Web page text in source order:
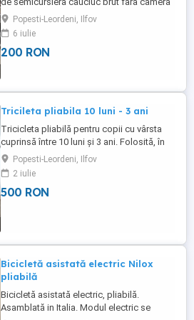
de aer cu dinam de 6 volti incorporat
PANASONIC stare foarte buna spite de
inox nu este descentrata sau stramba se
poate vedea inaintea cumpararii pretul
Popesti-Leordeni, Ilfov
6 iulie
200 RON
Tricileta pliabila 10 luni - 3 ani
Tricicleta pliabilă pentru copii cu vârsta
cuprinsă între 10 luni și 3 ani. Folosită, în
stare bună. Perfectă pentru plimbările în
aer liber în familie. Un cadou minunat
pentru cel mic! Caracteristici principale
Scaun pivotant Orientarea la 180 permite
Popesti-Leordeni, Ilfov
2 iulie
500 RON
Bicicletă asistată electric Nilox
pliabilă
Bicicletă asistată electric, pliabilă.
Asamblată in Italia. Modul electric se